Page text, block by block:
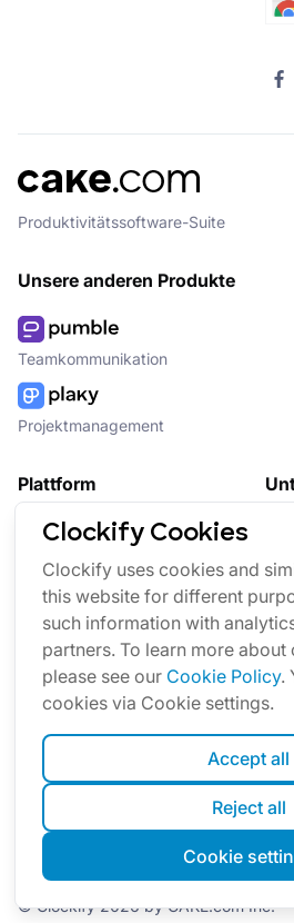
Produktivitätssoftware-Suite
Unsere anderen Produkte
Teamkommunikation
Projektmanagement
Plattform
Suite
Updates
Marketplace
© Clockify2026by CAKE.com Inc.
Nutzungsbedingungen
English
Clockify Cookies
Clockify uses cookies and
this website for different
such information with
partners. To learn more
please see our Cookie Policy.
cookies via Cookie settings.
Accept all
Reject all
Cookie